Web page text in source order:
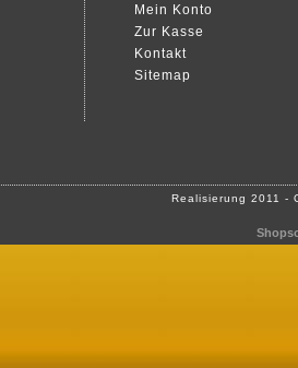
Mein Konto
Zur Kasse
Kontakt
Sitemap
Realisierung 2011 -